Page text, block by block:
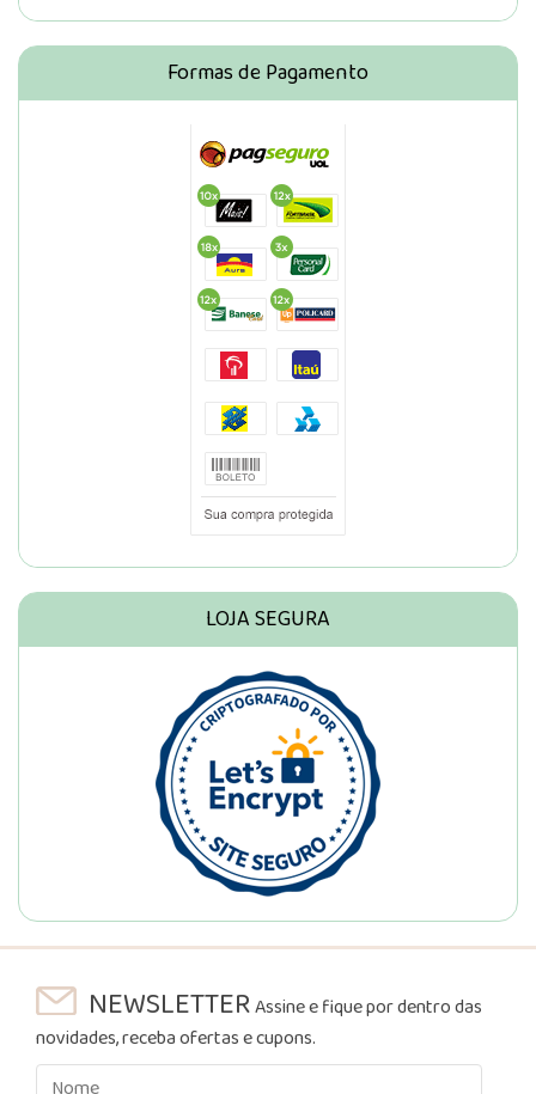
Formas de Pagamento
LOJA SEGURA
NEWSLETTERAssine e fique por dentro das
novidades, receba ofertas e cupons.